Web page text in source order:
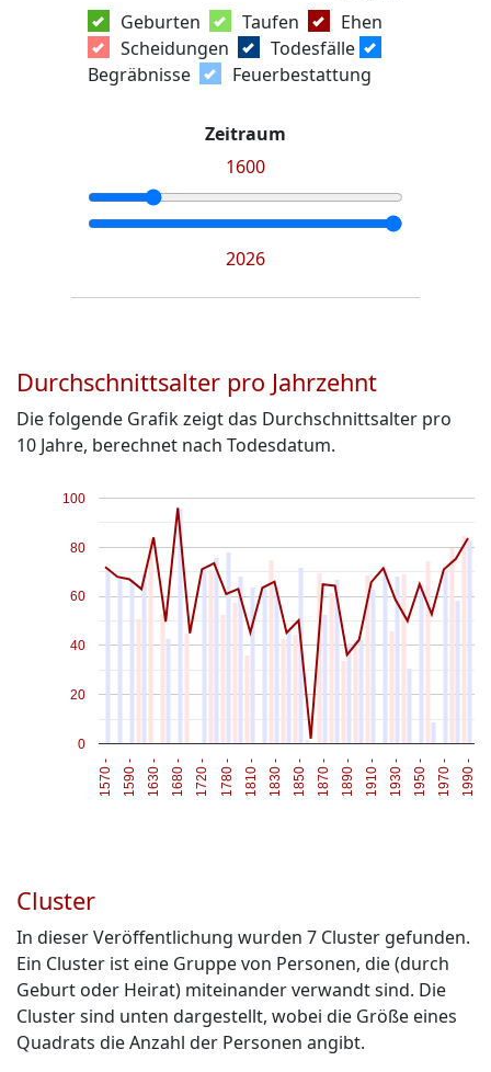
Geburten
Taufen
Ehen
Scheidungen
Todesfälle
Begräbnisse
Feuerbestattung
Zeitraum
1600
2026
Durchschnittsalter pro Jahrzehnt
Die folgende Grafik zeigt das Durchschnittsalter pro
10 Jahre, berechnet nach Todesdatum.
1990 -
1970 -
1950 -
1930 -
1910 -
1890 -
1870 -
1850 -
1830 -
1810 -
1780 -
1720 -
1680 -
1630 -
1590 -
1570 -
0
20
40
60
80
100
Cluster
In dieser Veröffentlichung wurden 7 Cluster gefunden.
Ein Cluster ist eine Gruppe von Personen, die (durch
Geburt oder Heirat) miteinander verwandt sind. Die
Cluster sind unten dargestellt, wobei die Größe eines
Quadrats die Anzahl der Personen angibt.